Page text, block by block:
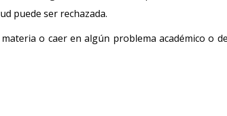
puede ser rechazada.
o caer en algún problema académico o